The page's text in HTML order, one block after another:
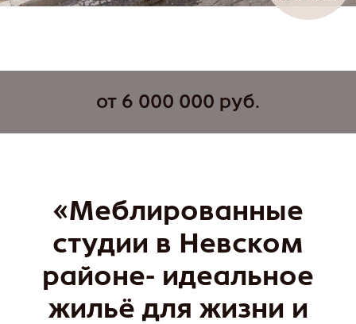
от 6 000 000 руб.
«Меблированные
студии в Невском
районе- идеальное
жильё для жизни и